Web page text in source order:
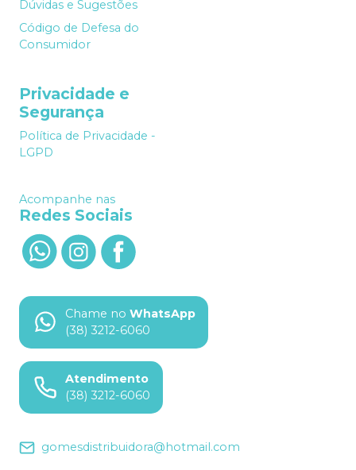
Dúvidas e Sugestões
Código de Defesa do
Consumidor
Privacidade e
Segurança
Política de Privacidade -
LGPD
Acompanhe nas
Redes Sociais
Chame no WhatsApp
(38) 3212-6060
Atendimento
(38) 3212-6060
gomesdistribuidora@hotmail.com